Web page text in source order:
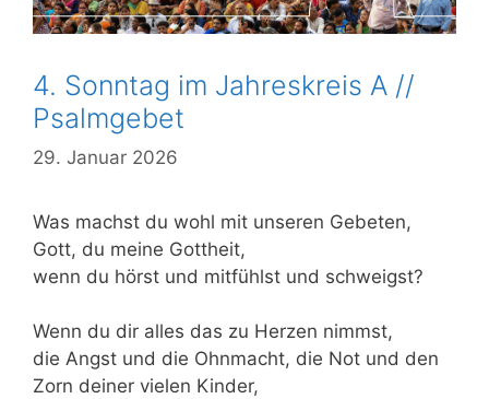
4. Sonntag im Jahreskreis A //
Psalmgebet
29. Januar 2026
Was machst du wohl mit unseren Gebeten,
Gott, du meine Gottheit,
wenn du hörst und mitfühlst und schweigst?
Wenn du dir alles das zu Herzen nimmst,
die Angst und die Ohnmacht, die Not und den
Zorn deiner vielen Kinder,